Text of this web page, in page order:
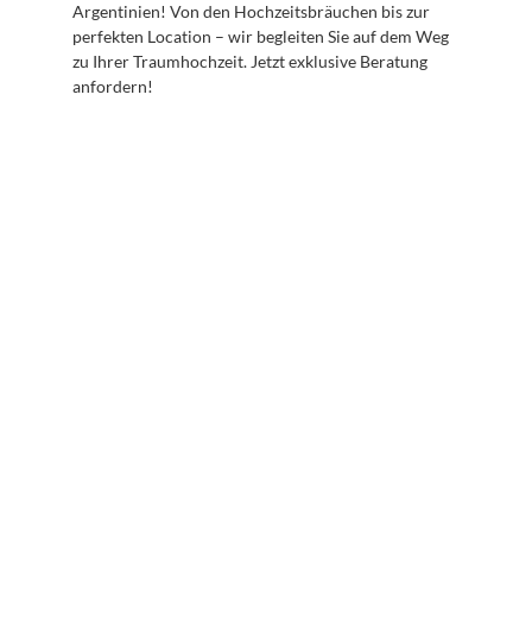
Argentinien! Von den Hochzeitsbräuchen bis zur
perfekten Location – wir begleiten Sie auf dem Weg
zu Ihrer Traumhochzeit. Jetzt exklusive Beratung
anfordern!